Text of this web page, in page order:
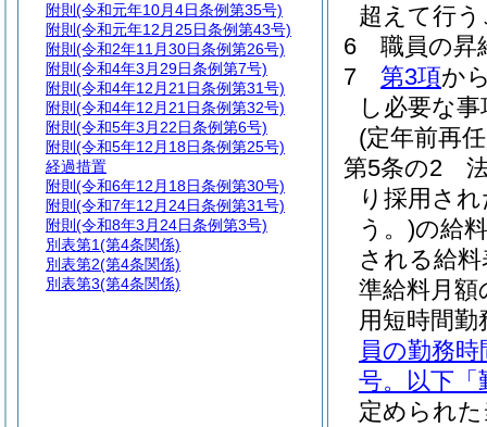
超えて行
6
職員の昇
7
第3項か
し必要な
(定年前再
第5条の2
り採用さ
う。)の給
される給
準給料月額
用短時間
員の勤務
号。以下「
定められ
附則 (令和元年10月4日条例第35号)
附則 (令和元年12月25日条例第43号)
附則 (令和2年11月30日条例第26号)
附則 (令和4年3月29日条例第7号)
附則 (令和4年12月21日条例第31号)
附則 (令和4年12月21日条例第32号)
附則 (令和5年3月22日条例第6号)
附則 (令和5年12月18日条例第25号)
経過措置
附則 (令和6年12月18日条例第30号)
附則 (令和7年12月24日条例第31号)
附則 (令和8年3月24日条例第3号)
別表第1(第4条関係)
別表第2(第4条関係)
別表第3(第4条関係)